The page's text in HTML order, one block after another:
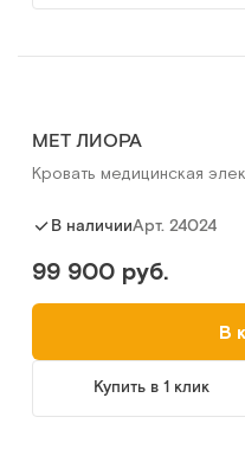
MET ЛИОРА
Кровать медицинская
В наличииАрт. 24024
99 900 руб.
В
Купить в 1 клик